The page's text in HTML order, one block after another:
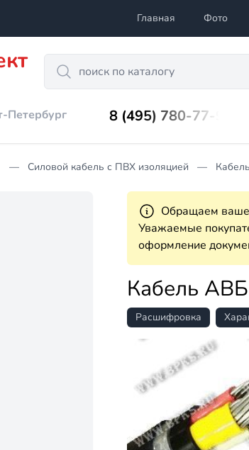
Главная Фото
Search
Петербург 8 (495) 780-77-98
Силовой кабель с ПВХ изоляцией
Обращаем ваше
Уважаемые
оформление
Кабель
Расшифровка